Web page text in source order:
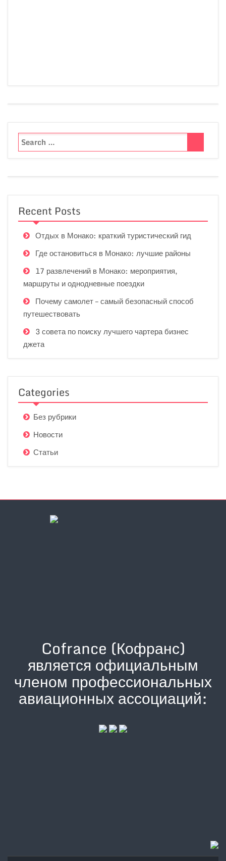
Recent Posts
Отдых в Монако: краткий туристический гид
Где остановиться в Монако: лучшие районы
17 развлечений в Монако: мероприятия,
маршруты и однодневные поездки
Почему самолет – самый безопасный способ
путешествовать
3 совета по поиску лучшего чартера бизнес
джета
Categories
Без рубрики
Новости
Статьи
Cofrance (Кофранс)
является официальным
членом профессиональных
авиационных ассоциаций: